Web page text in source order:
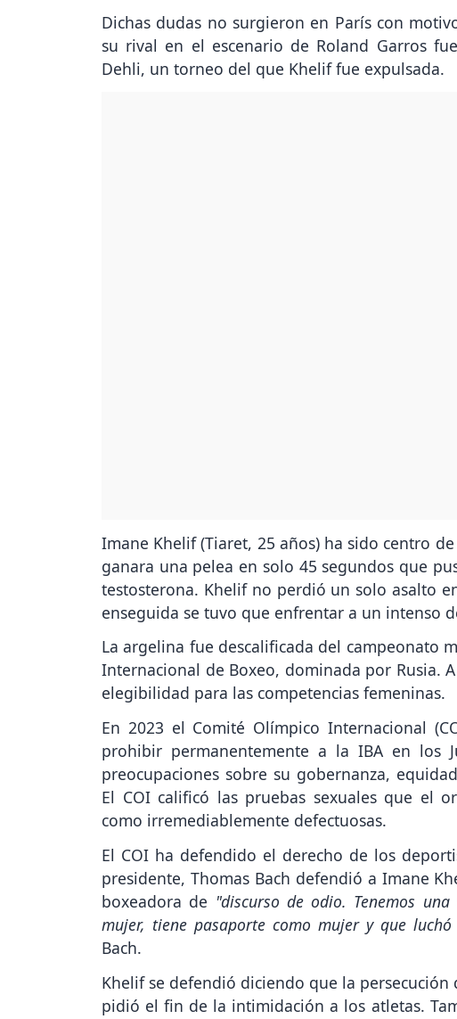
Dichas dudas no surgieron en París con
su rival en el escenario de Roland Garros
Dehli, un torneo del que Khelif fue expulsada.
Imane Khelif (Tiaret, 25 años) ha sido centro
ganara una pelea en solo 45 segundos que
testosterona. Khelif no perdió un solo asalto
enseguida se tuvo que enfrentar a un intenso
La argelina fue descalificada del campeonato
Internacional de Boxeo, dominada por Rusia.
elegibilidad para las competencias femeninas.
En 2023 el Comité Olímpico Internacional
prohibir permanentemente a la IBA en los
preocupaciones sobre su gobernanza,
El COI calificó las pruebas sexuales que el
como irremediablemente defectuosas.
El COI ha defendido el derecho de los
presidente, Thomas Bach defendió a Imane
boxeadora de "discurso de odio. Tenemos
mujer, tiene pasaporte como mujer y que
Bach.
Khelif se defendió diciendo que la
pidió el fin de la intimidación a los atletas.